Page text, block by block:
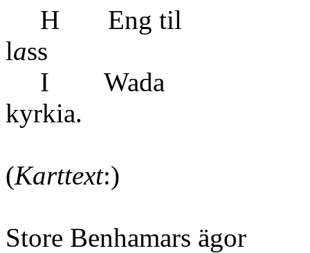
H
lass
I Wada
(Karttext
Store Benhamars ägor